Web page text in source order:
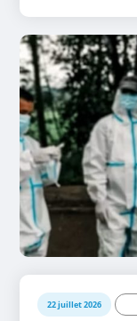
22 juillet 2026